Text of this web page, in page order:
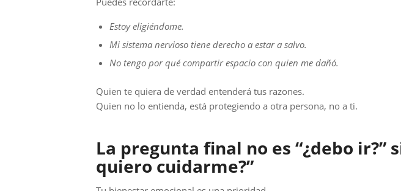
Estoy eligiéndome.
Mi sistema nervioso tiene derecho a estar a salvo.
No tengo por qué compartir espacio con quien me dañó.
Quien te quiera de verdad entenderá tus razones.
Quien no lo entienda, está protegiendo a otra persona, no a ti.
La pregunta final no es “¿debo ir?”
quiero cuidarme?”